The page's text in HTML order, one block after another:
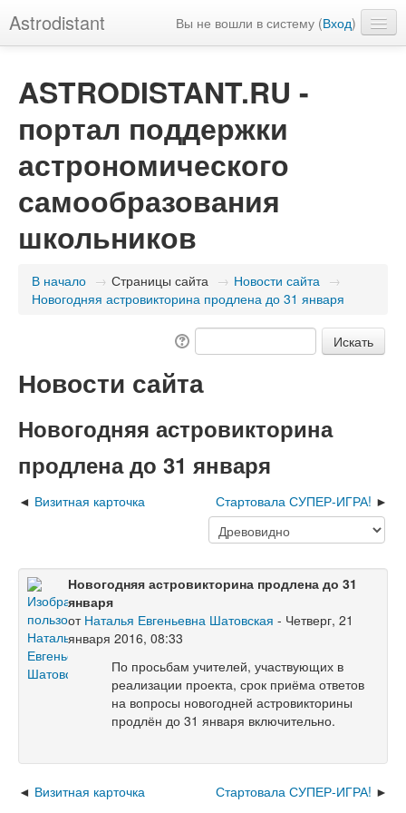
Astrodistant Вы не вошли в систему (Вход)
ASTRODISTANT.RU -
портал поддержки
астрономического
самообразования
школьников
В начало → Страницы сайта → Новости сайта →
Новогодняя астровикторина продлена до 31 января
Новости сайта
Новогодняя астровикторина
продлена до 31 января
Визитная карточка Стартовала СУПЕР-ИГРА!
Новогодняя астровикторина продлена до 31
января
от Наталья Евгеньевна Шатовская - Четверг, 21
января 2016, 08:33
По просьбам учителей, участвующих в
реализации проекта, срок приёма ответов
на вопросы новогодней астровикторины
продлён до 31 января включительно.
Визитная карточка Стартовала СУПЕР-ИГРА!